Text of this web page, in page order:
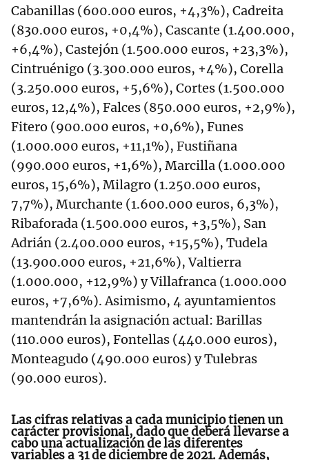
Cabanillas (600.000 euros, +4,3%), Cadreita
(830.000 euros, +0,4%), Cascante (1.400.000,
+6,4%), Castejón (1.500.000 euros, +23,3%),
Cintruénigo (3.300.000 euros, +4%), Corella
(3.250.000 euros, +5,6%), Cortes (1.500.000
euros, 12,4%), Falces (850.000 euros, +2,9%),
Fitero (900.000 euros, +0,6%), Funes
(1.000.000 euros, +11,1%), Fustiñana
(990.000 euros, +1,6%), Marcilla (1.000.000
euros, 15,6%), Milagro (1.250.000 euros,
7,7%), Murchante (1.600.000 euros, 6,3%),
Ribaforada (1.500.000 euros, +3,5%), San
Adrián (2.400.000 euros, +15,5%), Tudela
(13.900.000 euros, +21,6%), Valtierra
(1.000.000, +12,9%) y Villafranca (1.000.000
euros, +7,6%). Asimismo, 4 ayuntamientos
mantendrán la asignación actual: Barillas
(110.000 euros), Fontellas (440.000 euros),
Monteagudo (490.000 euros) y Tulebras
(90.000 euros).
Las cifras relativas a cada municipio tienen un
carácter provisional, dado que deberá llevarse a
cabo una actualización de las diferentes
variables a 31 de diciembre de 2021. Además,